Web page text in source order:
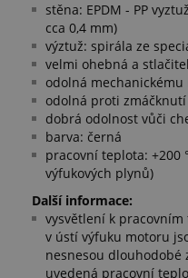
stěna: EPDM - PP
cca 0,4 mm)
výztuž: spirála ze
velmi ohebná a
odolná
odolná proti zmáčknutí
dobrá odolnost vůči
barva: černá
pracovní teplota: +200
výfukových plynů)
Další informace:
vysvětlení k
v ústí výfuku motoru
nesnesou
uvedená pracovní